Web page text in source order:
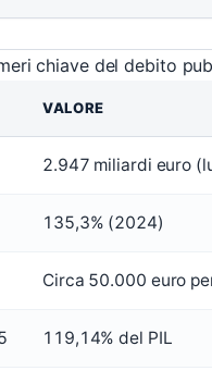
chiave del debito
VALORE
2.947 miliardi euro
135,3% (2024)
Circa 50.000 euro
119,14% del PIL